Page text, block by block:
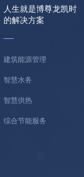
人生就是博尊龙凯时
的解决方案
建筑能源管理
智慧水务
智慧供热
综合节能服务